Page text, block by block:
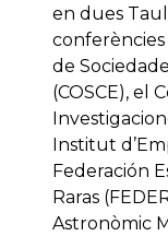
en dues
conferències
de
(COSCE), el
Institut
Federación
Raras
Astronòmic